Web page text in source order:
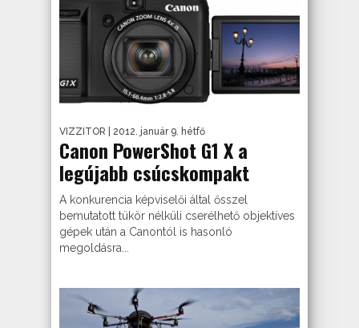
VIZZITOR | 2012. január 9. hétfő
Canon PowerShot G1 X a
legújabb csúcskompakt
A konkurencia képviselői által ősszel
bemutatott tükör nélküli cserélhető objektíves
gépek után a Canontól is hasonló
megoldásra...